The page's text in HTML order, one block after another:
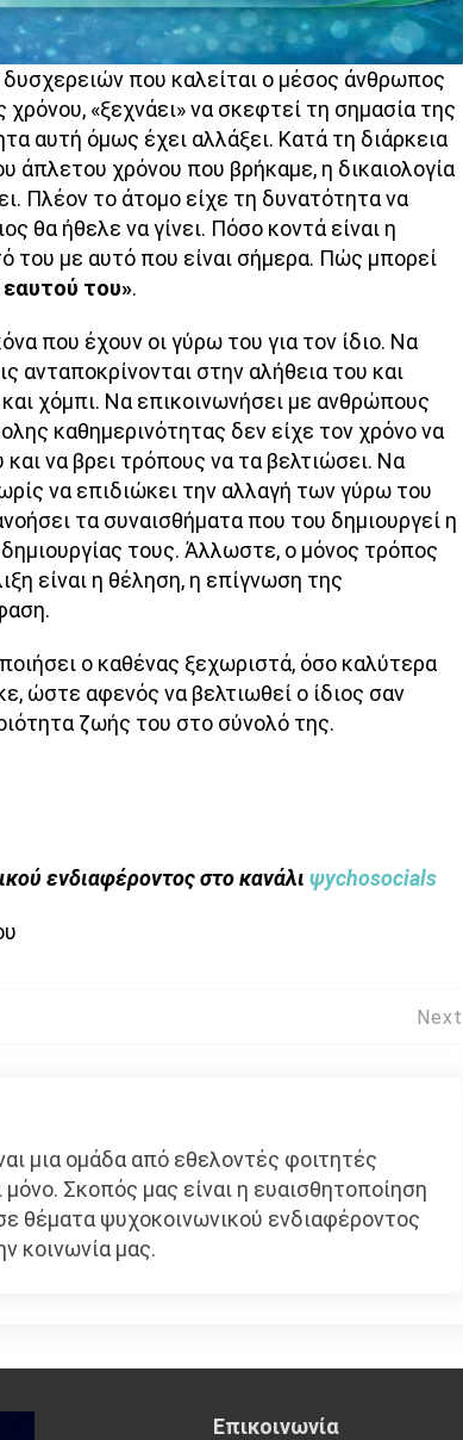
που καλείται ο μέσος άνθρωπος
«ξεχνάει» να σκεφτεί τη σημασία της
αυτή όμως έχει αλλάξει. Κατά τη διάρκεια
άπλετου χρόνου που βρήκαμε, η δικαιολογία
Πλέον το άτομο είχε τη δυνατότητα να
θα ήθελε να γίνει. Πόσο κοντά είναι η
του με αυτό που είναι σήμερα. Πώς μπορεί
του».
που έχουν οι γύρω του για τον ίδιο. Να
ανταποκρίνονται στην αλήθεια του και
χόμπι. Να επικοινωνήσει με ανθρώπους
καθημερινότητας δεν είχε τον χρόνο να
να βρει τρόπους να τα βελτιώσει. Να
να επιδιώκει την αλλαγή των γύρω του
τα συναισθήματα που του δημιουργεί η
τους. Άλλωστε, ο μόνος τρόπος
είναι η θέληση, η επίγνωση της
ο καθένας ξεχωριστά, όσο καλύτερα
ώστε αφενός να βελτιωθεί ο ίδιος σαν
ζωής του στο σύνολό της.
ενδιαφέροντος στο κανάλι ψychosocials
Next
μια ομάδα από εθελοντές φοιτητές
μόνο. Σκοπός μας είναι η ευαισθητοποίηση
θέματα ψυχοκοινωνικού ενδιαφέροντος
κοινωνία μας.
Επικοινωνία